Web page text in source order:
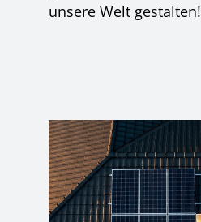
unsere Welt gestalten!